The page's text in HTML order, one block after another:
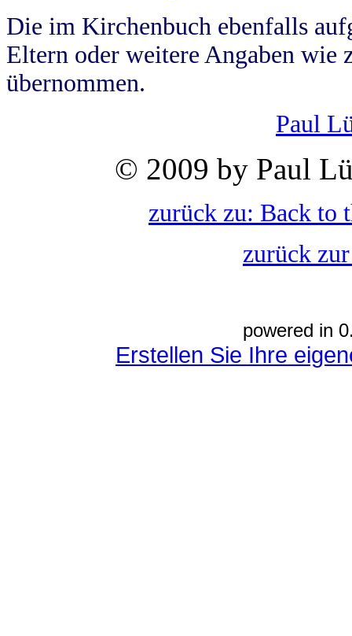
Die im Kirchenbuch ebenfalls
Eltern oder weitere Angaben wie
übernommen.
Paul
© 2009 by Paul
zurück zu: Back to
zurück
powered in
Erstellen Sie Ihre